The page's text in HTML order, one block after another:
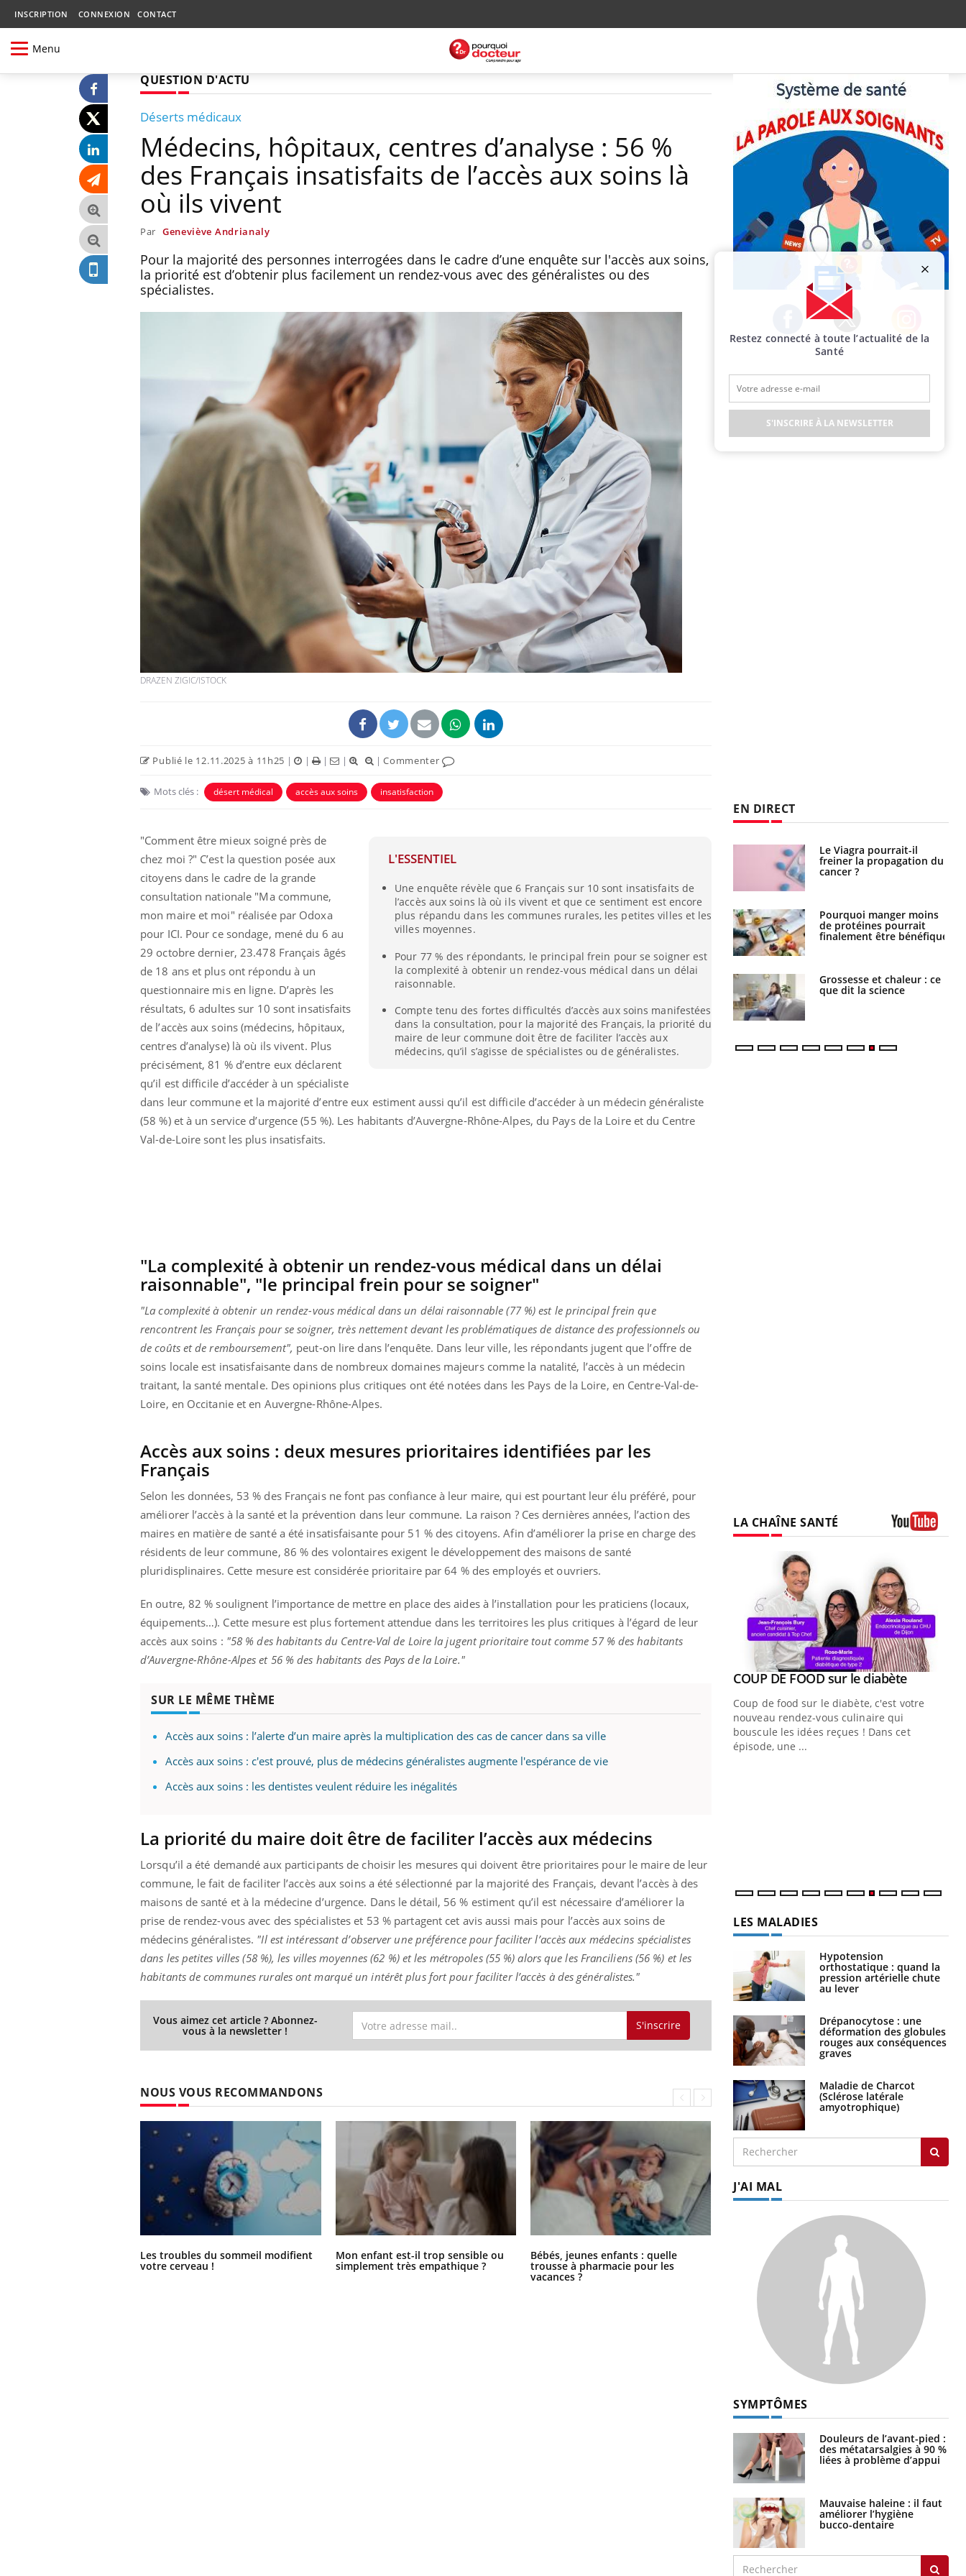
INSCRIPTION CONNEXION CONTACT
Menu
QUESTION D'ACTU
Déserts médicaux
Médecins, hôpitaux, centres d’analyse : 56 %
des Français insatisfaits de l’accès aux soins là
où ils vivent
Par Geneviève Andrianaly
Pour la majorité des personnes interrogées dans le cadre d’une enquête sur l'accès aux soins,
la priorité est d’obtenir plus facilement un rendez-vous avec des généralistes ou des
spécialistes.
DRAZEN ZIGIC/ISTOCK
Publié le 12.11.2025 à 11h25 | | | | |Commenter
Mots clés : désert médical accès aux soins insatisfaction
L'ESSENTIEL
Une enquête révèle que 6 Français sur 10 sont insatisfaits de
l’accès aux soins là où ils vivent et que ce sentiment est encore
plus répandu dans les communes rurales, les petites villes et les
villes moyennes.
Pour 77 % des répondants, le principal frein pour se soigner est
la complexité à obtenir un rendez-vous médical dans un délai
raisonnable.
Compte tenu des fortes difficultés d’accès aux soins manifestées
dans la consultation, pour la majorité des Français, la priorité du
maire de leur commune doit être de faciliter l’accès aux
médecins, qu’il s’agisse de spécialistes ou de généralistes.
"Comment être mieux soigné près de
chez moi ?" C’est la question posée aux
citoyens dans le cadre de la grande
consultation nationale "Ma commune,
mon maire et moi" réalisée par Odoxa
pour ICI. Pour ce sondage, mené du 6 au
29 octobre dernier, 23.478 Français âgés
de 18 ans et plus ont répondu à un
questionnaire mis en ligne. D’après les
résultats, 6 adultes sur 10 sont insatisfaits
de l’accès aux soins (médecins, hôpitaux,
centres d’analyse) là où ils vivent. Plus
précisément, 81 % d’entre eux déclarent
qu’il est difficile d’accéder à un spécialiste
dans leur commune et la majorité d’entre eux estiment aussi qu’il est difficile d’accéder à un médecin généraliste
(58 %) et à un service d’urgence (55 %). Les habitants d’Auvergne-Rhône-Alpes, du Pays de la Loire et du Centre
Val-de-Loire sont les plus insatisfaits.
"La complexité à obtenir un rendez-vous médical dans un délai
raisonnable", "le principal frein pour se soigner"
"La complexité à obtenir un rendez-vous médical dans un délai raisonnable (77 %) est le principal frein que
rencontrent les Français pour se soigner, très nettement devant les problématiques de distance des professionnels ou
de coûts et de remboursement", peut-on lire dans l’enquête. Dans leur ville, les répondants jugent que l’offre de
soins locale est insatisfaisante dans de nombreux domaines majeurs comme la natalité, l’accès à un médecin
traitant, la santé mentale. Des opinions plus critiques ont été notées dans les Pays de la Loire, en Centre-Val-de-
Loire, en Occitanie et en Auvergne-Rhône-Alpes.
Accès aux soins : deux mesures prioritaires identifiées par les
Français
Selon les données, 53 % des Français ne font pas confiance à leur maire, qui est pourtant leur élu préféré, pour
améliorer l’accès à la santé et la prévention dans leur commune. La raison ? Ces dernières années, l’action des
maires en matière de santé a été insatisfaisante pour 51 % des citoyens. Afin d’améliorer la prise en charge des
résidents de leur commune, 86 % des volontaires exigent le développement des maisons de santé
pluridisplinaires. Cette mesure est considérée prioritaire par 64 % des employés et ouvriers.
En outre, 82 % soulignent l’importance de mettre en place des aides à l’installation pour les praticiens (locaux,
équipements…). Cette mesure est plus fortement attendue dans les territoires les plus critiques à l’égard de leur
accès aux soins : "58 % des habitants du Centre-Val de Loire la jugent prioritaire tout comme 57 % des habitants
d’Auvergne-Rhône-Alpes et 56 % des habitants des Pays de la Loire."
SUR LE MÊME THÈME
Accès aux soins : l’alerte d’un maire après la multiplication des cas de cancer dans sa ville
Accès aux soins : c'est prouvé, plus de médecins généralistes augmente l'espérance de vie
Accès aux soins : les dentistes veulent réduire les inégalités
La priorité du maire doit être de faciliter l’accès aux médecins
Lorsqu’il a été demandé aux participants de choisir les mesures qui doivent être prioritaires pour le maire de leur
commune, le fait de faciliter l’accès aux soins a été sélectionné par la majorité des Français, devant l’accès à des
maisons de santé et à la médecine d’urgence. Dans le détail, 56 % estiment qu’il est nécessaire d’améliorer la
prise de rendez-vous avec des spécialistes et 53 % partagent cet avis aussi mais pour l’accès aux soins de
médecins généralistes. "Il est intéressant d’observer une préférence pour faciliter l’accès aux médecins spécialistes
dans les petites villes (58 %), les villes moyennes (62 %) et les métropoles (55 %) alors que les Franciliens (56 %) et les
habitants de communes rurales ont marqué un intérêt plus fort pour faciliter l’accès à des généralistes."
Vous aimez cet article ? Abonnez-
vous à la newsletter ! S'inscrire
NOUS VOUS RECOMMANDONS
Les troubles du sommeil modifient
votre cerveau !
Mon enfant est-il trop sensible ou
simplement très empathique ?
Bébés, jeunes enfants : quelle
trousse à pharmacie pour les
vacances ?
Syndrome métabolique : quels sont
les meilleurs exercices physiques ?
Facebook Twitter Instagram
EN DIRECT
Toujours connectés :
comment le travail
empiète de plus en plus
sur nos soirées
Cancer colorectal : une
stratégie simple aurait
changé la donne au Pays
basque
Chikungunya, dengue,
West Nile : que se passe-
t-il dans le sud de la
France ?
protègent-ils aussi les os
Cytomégalovirus : ce qui
change dans la prise en
charge des femmes
La sieste empêche-t-elle
de dormir la nuit ?
Pourquoi votre ventre
gâche-t-il les premiers
Le Viagra pourrait-il
freiner la propagation du
cancer ?
Pourquoi manger moins
de protéines pourrait
finalement être bénéfique
Grossesse et chaleur : ce
que dit la science
LA CHAÎNE SANTÉ
préparer pour l’été !Youtube
L'été arrive… et avec lui, un tout nouveau
rythme de vie ! Vacances, plage, piscine,
nombreuses personnes atteintes de
diabète, c'est une période de questions, de
défis, mais ...
Un établissement lié à un groupe
santé : l'utilisation d'un « jumeau
Youtube
COUP DE FOOD sur le diabèteYoutube
Coup de food sur le diabète, c'est votre
nouveau rendez-vous culinaire qui
bouscule les idées reçues ! Dans cet
épisode, une ...
LES MALADIES
Hypotension
orthostatique : quand la
pression artérielle chute
au lever
Drépanocytose : une
déformation des globules
rouges aux conséquences
graves
Maladie de Charcot
(Sclérose latérale
amyotrophique)
J'AI MAL
SYMPTÔMES
Douleurs de l’avant-pied :
des métatarsalgies à 90 %
liées à problème d’appui
Mauvaise haleine : il faut
améliorer l’hygiène
bucco-dentaire
Restez connecté à toute l’actualité de la
Santé
S'INSCRIRE À LA NEWSLETTER